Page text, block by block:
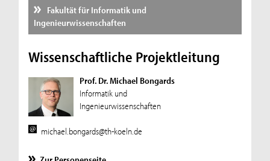
Fakultät für Informatik und
Ingenieurwissenschaften
Wissenschaftliche Projektleitung
Prof. Dr. Michael Bongards
Informatik und
Ingenieurwissenschaften
michael.bongards@th-koeln.de